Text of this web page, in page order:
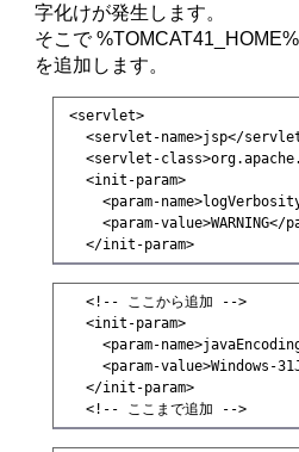
字化けが発生します。
そこで
を追加します。
<servlet>
<servlet-name>jsp</
<servlet-
   <init-param>
<param-
<param-value>WARNING</
   </init-param>
   <!-- ここから追加 -->
   <init-param>
<param-
<param-value>Windows-
   </init-param>
   <!-- ここまで追加 -->